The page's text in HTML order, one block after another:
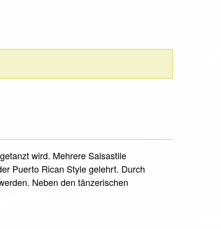
wird. Mehrere Salsastile
Puerto Rican Style gelehrt. Durch
Neben den tänzerischen